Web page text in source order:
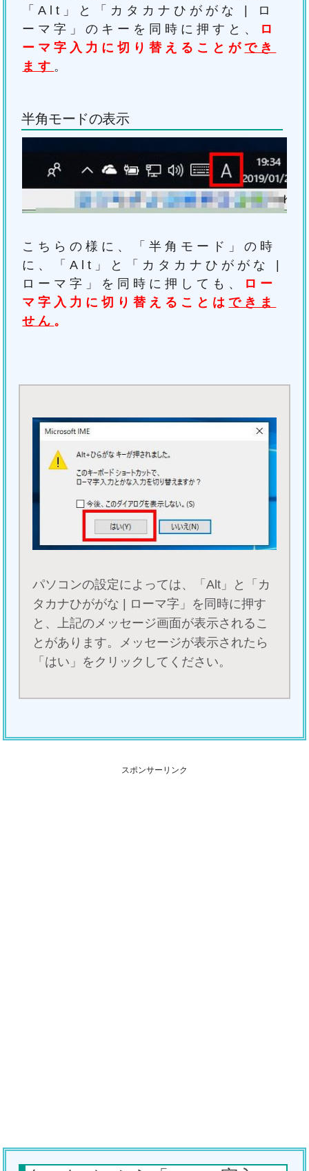
「Alt」と「カタカナひががな | ロ
ーマ字」のキーを同時に押すと、
ロ
ーマ字入力に切り替えることが でき
ます 。
半角モードの表示
こちらの様に、「半角モード」の時
に、「Alt」と「カタカナひががな |
ローマ字」を同時に押しても、
ロー
マ字入力に切り替えることは できま
せん 。
パソコンの設定によっては、「Alt」と「カ
タカナひががな | ローマ字」を同時に押す
と、上記のメッセージ画面が表示されるこ
とがあります。メッセージが表示されたら
「はい」をクリックしてください。
スポンサーリンク